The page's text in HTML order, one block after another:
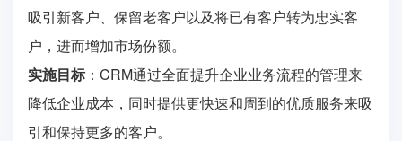
吸引新客户、保留老客户以及将已有客户转为忠实客
户，进而增加市场份额。
实施目标：CRM通过全面提升企业业务流程的管理来
降低企业成本，同时提供更快速和周到的优质服务来吸
引和保持更多的客户。